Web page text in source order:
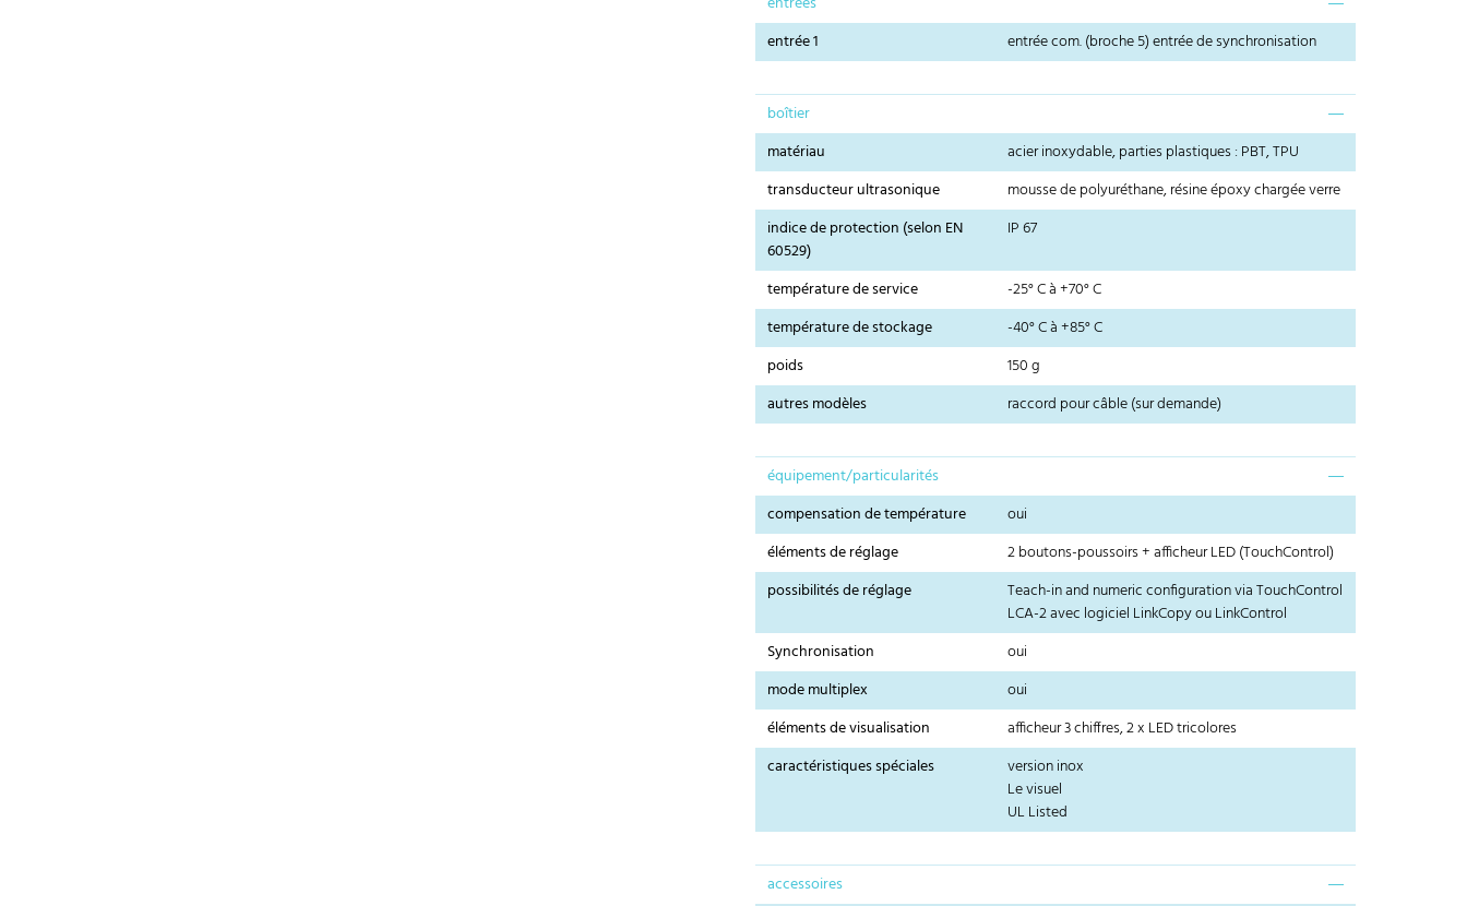
entrée 1
entrée com. (broche 5) entrée de synchronisation
boîtier
matériau
acier inoxydable, parties plastiques : PBT, TPU
transducteur ultrasonique
mousse de polyuréthane, résine époxy chargée verre
indice de protection (selon EN
60529)
IP 67
température de service
-25° C à +70° C
température de stockage
-40° C à +85° C
poids
150 g
autres modèles
raccord pour câble (sur demande)
équipement/particularités
compensation de température
oui
éléments de réglage
2 boutons-poussoirs + afficheur LED (TouchControl)
possibilités de réglage
Teach-in and numeric configuration via TouchControl
LCA-2 avec logiciel LinkCopy ou LinkControl
Synchronisation
oui
mode multiplex
oui
éléments de visualisation
afficheur 3 chiffres, 2 x LED tricolores
caractéristiques spéciales
version inox
Le visuel
UL Listed
accessoires